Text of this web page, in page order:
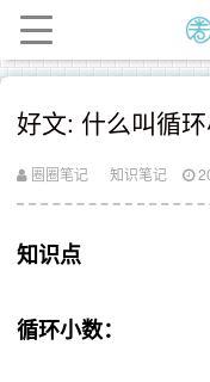
好文: 什么叫循
圈圈笔记 知识笔记
知识点
循环小数：